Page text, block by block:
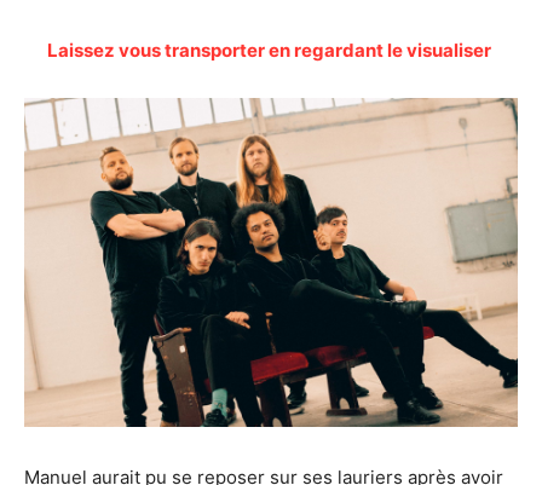
Laissez vous transporter en regardant le visualiser
Manuel aurait pu se reposer sur ses lauriers après avoir